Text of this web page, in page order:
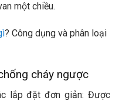
một chiều.
? Công dụng và phân loại
cháy ngược
lắp đặt đơn giản: Được